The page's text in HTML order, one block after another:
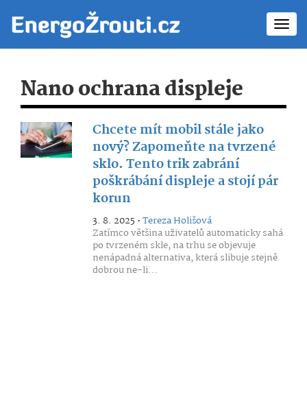
Nano ochrana displeje
Chcete mít mobil stále jako
nový? Zapomeňte na tvrzené
sklo. Tento trik zabrání
poškrábání displeje a stojí pár
korun
3. 8. 2025 •Tereza Holišová
Zatímco většina uživatelů automaticky sahá
po tvrzeném skle, na trhu se objevuje
nenápadná alternativa, která slibuje stejně
dobrou ne-li...